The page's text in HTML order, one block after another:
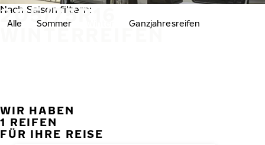
205/75R16
WINTERREIFEN
Nach Saison filtern:
Alle Sommer Ganzjahresreifen
WIR HABEN
1 REIFEN
FÜR IHRE REISE